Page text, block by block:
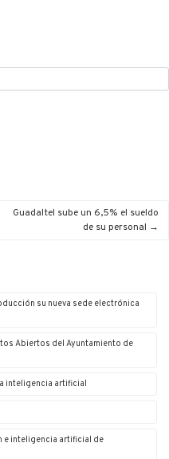
Guadaltel sube un 6,5% el sueldo
de su personal
su nueva sede electrónica
Abiertos del Ayuntamiento de
inteligencia artificial
e inteligencia artificial de